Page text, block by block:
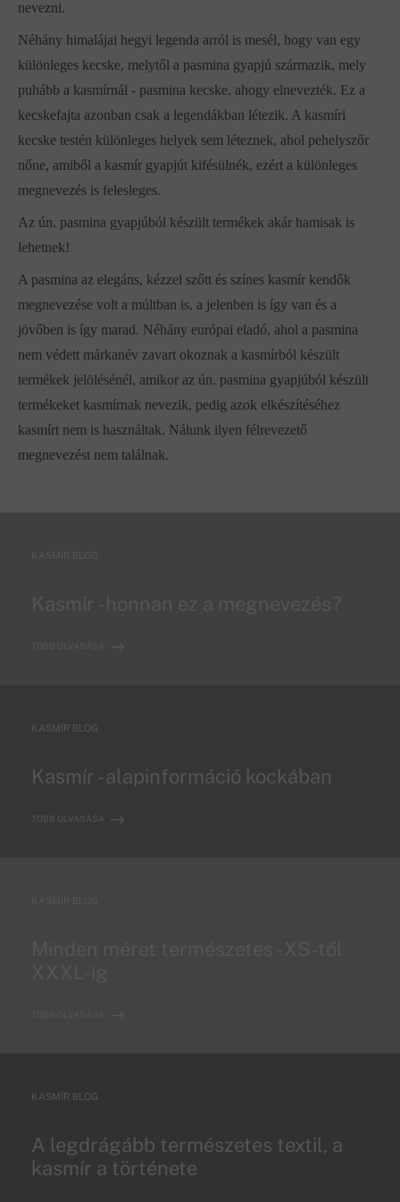
nevezni.
Néhány himalájai hegyi legenda arról is mesél, hogy van egy
különleges kecske, melytől a pasmina gyapjú származik, mely
puhább a kasmírnál - pasmina kecske, ahogy elnevezték. Ez a
kecskefajta azonban csak a legendákban létezik. A kasmíri
kecske testén különleges helyek sem léteznek, ahol pehelyszőr
nőne, amiből a kasmír gyapjút kifésülnék, ezért a különleges
megnevezés is felesleges.
Az ún. pasmina gyapjúból készült termékek akár hamisak is
lehetnek!
A pasmina az elegáns, kézzel szőtt és színes kasmír kendők
megnevezése volt a múltban is, a jelenben is így van és a
jövőben is így marad. Néhány európai eladó, ahol a pasmina
nem védett márkanév zavart okoznak a kasmírból készült
termékek jelölésénél, amikor az ún. pasmina gyapjúból készült
termékeket kasmírnak nevezik, pedig azok elkészítéséhez
kasmírt nem is használtak. Nálunk ilyen félrevezető
megnevezést nem találnak.
KASMÍR BLOG
Kasmír - alapinformáció kockában
TÖBB OLVASÁSA
KASMÍR BLOG
A legdrágább természetes textil, a
kasmír a története